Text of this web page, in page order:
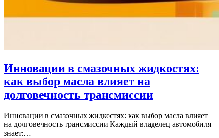
Инновации в смазочных жидкостях:
как выбор масла влияет на
долговечность трансмиссии
Инновации в смазочных жидкостях: как выбор масла влияет
на долговечность трансмиссии Каждый владелец автомобиля
знает:…